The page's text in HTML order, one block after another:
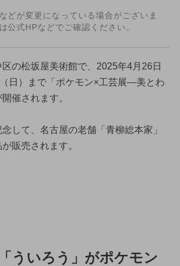
どが変更になっている場合がございま
公式HPなどでご確認ください。
の松坂屋美術館で、2025年4月26日
（日）まで「ポケモン×工芸展—美とわ
催されます。
して、名古屋の老舗「青柳総本家」
販売されます。
ういろう」がポケモン